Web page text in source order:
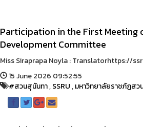
Participation in the First Meeting
Development Committee
Miss Siraprapa Noyla : Translatorhttps://
15 June 2026 09:52:55
#สวนสุนันทา,SSRU,มหาวิทยาลัยราชภัฏสว